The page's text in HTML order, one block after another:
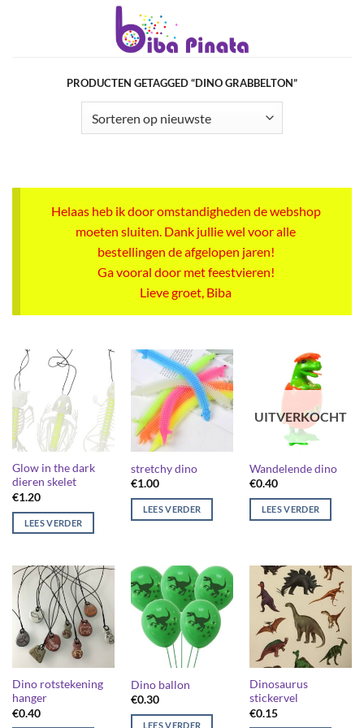
PRODUCTEN GETAGGED “DINO GRABBELTON”
Helaas heb ik door omstandigheden de webshop
moeten sluiten. Dank jullie wel voor alle
bestellingen de afgelopen jaren!
Ga vooral door met feestvieren!
Lieve groet, Biba
Glow in the dark
dieren skelet
€1.20
LEES VERDER
stretchy dino
€1.00
LEES VERDER
UITVERKOCHT
Wandelende dino
€0.40
LEES VERDER
Dino rotstekening
hanger
€0.40
Dino ballon
€0.30
LEES VERDER
Dinosaurus
stickervel
€0.15